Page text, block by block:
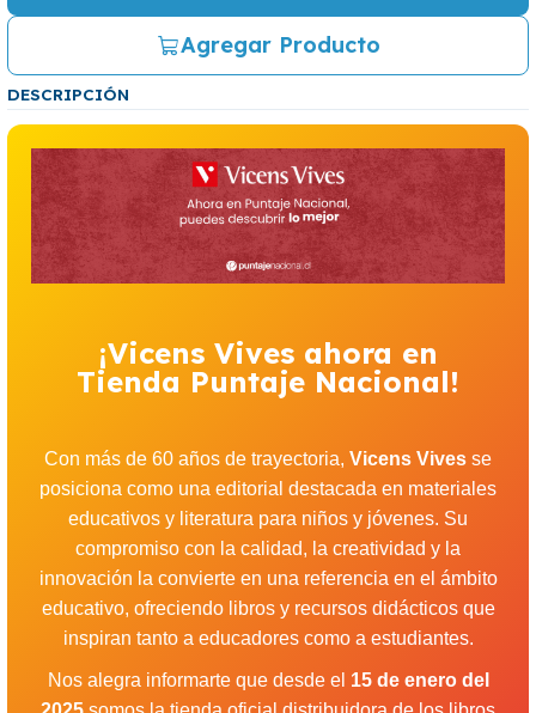
Agregar Producto
DESCRIPCIÓN
¡Vicens Vives ahora en
Tienda Puntaje Nacional!
Con más de 60 años de trayectoria, Vicens Vives se
posiciona como una editorial destacada en materiales
educativos y literatura para niños y jóvenes. Su
compromiso con la calidad, la creatividad y la
innovación la convierte en una referencia en el ámbito
educativo, ofreciendo libros y recursos didácticos que
inspiran tanto a educadores como a estudiantes.
Nos alegra informarte que desde el 15 de enero del